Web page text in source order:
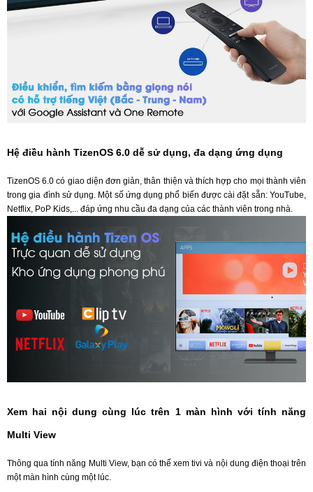
Hệ điều hành TizenOS 6.0 dễ sử dụng, đa dạng ứng dụng
TizenOS 6.0 có giao diện đơn giản, thân thiện và thích hợp cho mọi thành viên
trong gia đình sử dụng. Một số ứng dụng phổ biến được cài đặt sẵn: YouTube,
Netflix, PoP Kids,... đáp ứng nhu cầu đa dạng của các thành viên trong nhà.
Xem hai nội dung cùng lúc trên 1 màn hình với tính năng
Multi View
Thông qua tính năng Multi View, bạn có thể xem tivi và nội dung điện thoại trên
một màn hình cùng một lúc.